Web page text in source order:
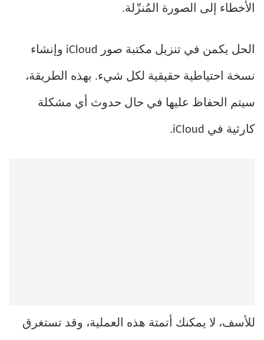
الأخطاء إلى الصورة المُنزّلة.
الحل يكمن في تنزيل مكتبة صور iCloud وإنشاء
نسخة احتياطية حقيقية لكل شيء. بهذه الطريقة،
سيتم الحفاظ عليها في حال حدوث أي مشكلة
كارثية في iCloud.
للأسف، لا يمكنك أتمتة هذه العملية، وقد تستغرق